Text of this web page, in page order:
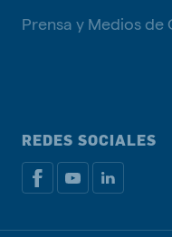
Prensa y Medios
REDES SOCIALES